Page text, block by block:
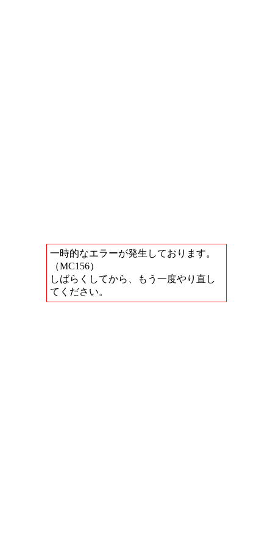
一時的なエラーが発生しております。
（MC156）
しばらくしてから、もう一度やり直し
てください。